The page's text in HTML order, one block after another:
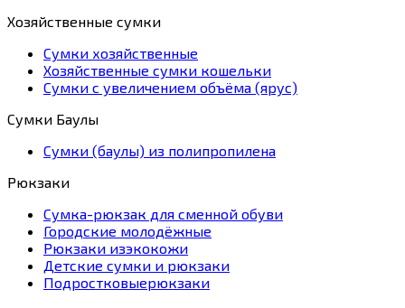
Хозяйственные сумки
Сумки хозяйственные
Хозяйственные сумки кошельки
Сумки с увеличением объёма (ярус)
Сумки Баулы
Сумки (баулы) из полипропилена
Рюкзаки
Сумка-рюкзак для сменной обуви
Городские молодёжные
Рюкзаки изэкокожи
Детские сумки и рюкзаки
Подростковыерюкзаки